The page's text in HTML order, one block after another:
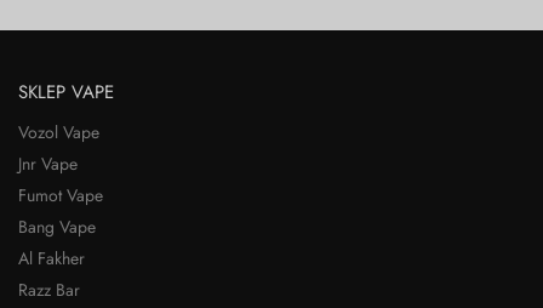
SKLEP VAPE
Vozol Vape
Jnr Vape
Fumot Vape
Bang Vape
Al Fakher
Razz Bar